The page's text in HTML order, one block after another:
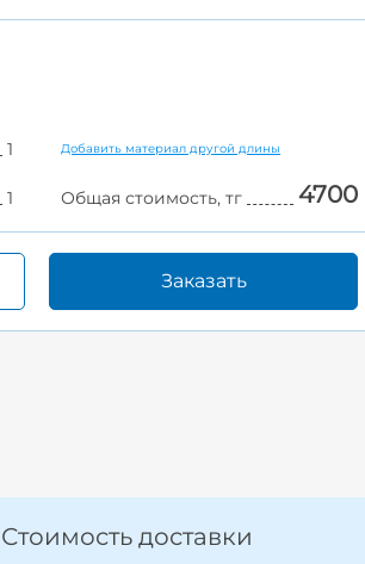
1 Добавить материал другой длины
1 Общая стоимость, тг 4700
Заказать
Стоимость доставки